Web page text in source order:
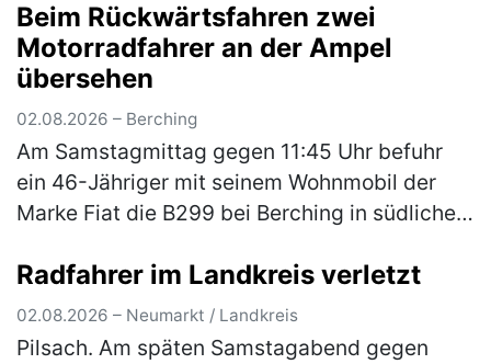
ebenfalls 14-Jährige auch mit ihrem E-
Scoote…(mehr)
Beim Rückwärtsfahren zwei
Motorradfahrer an der Ampel
übersehen
02.08.2026 – Berching
Am Samstagmittag gegen 11:45 Uhr befuhr
ein 46-Jähriger mit seinem Wohnmobil der
Marke Fiat die B299 bei Berching in südliche
ordnete er sich versehentlich an d…(mehr)
Radfahrer im Landkreis verletzt
02.08.2026 – Neumarkt / Landkreis
Pilsach. Am späten Samstagabend gegen